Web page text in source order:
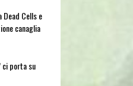
Dead Cells e
canaglia
ci porta su